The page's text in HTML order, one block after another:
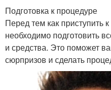
Подготовка к процедуре
Перед тем как
необходимо подготовить
и средства. Это поможет
сюрпризов и сделать